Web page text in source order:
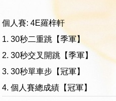
個人賽: 4E羅梓軒
1. 30秒二重跳【季軍】
2. 30秒交叉開跳【季軍】
3. 30秒單車步【冠軍】
4. 個人賽總成績【冠軍】